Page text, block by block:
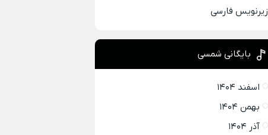
زیرنویس فارسی
بایگانی شمسی
اسفند ۱۴۰۴
بهمن ۱۴۰۴
آذر ۱۴۰۴